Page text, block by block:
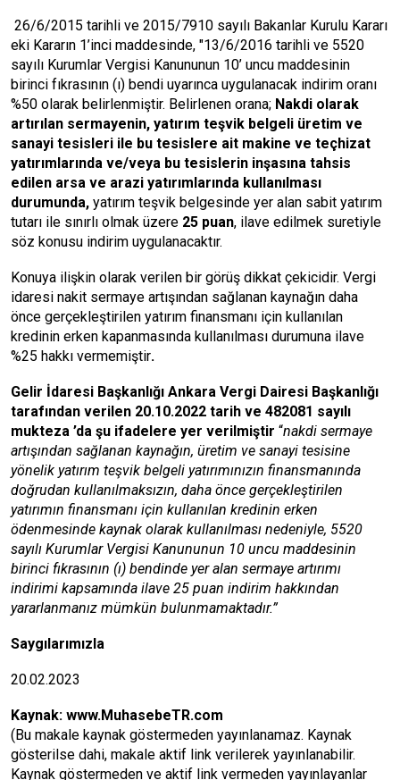
26/6/2015 tarihli ve 2015/7910 sayılı Bakanlar Kurulu Kararı
eki Kararın 1’inci maddesinde, "13/6/2016 tarihli ve 5520
sayılı Kurumlar Vergisi Kanununun 10’ uncu maddesinin
birinci fıkrasının (ı) bendi uyarınca uygulanacak indirim oranı
%50 olarak belirlenmiştir. Belirlenen orana; Nakdi olarak
artırılan sermayenin, yatırım teşvik belgeli üretim ve
sanayi tesisleri ile bu tesislere ait makine ve teçhizat
yatırımlarında ve/veya bu tesislerin inşasına tahsis
edilen arsa ve arazi yatırımlarında kullanılması
durumunda, yatırım teşvik belgesinde yer alan sabit yatırım
tutarı ile sınırlı olmak üzere 25 puan, ilave edilmek suretiyle
söz konusu indirim uygulanacaktır.
Konuya ilişkin olarak verilen bir görüş dikkat çekicidir. Vergi
idaresi nakit sermaye artışından sağlanan kaynağın daha
önce gerçekleştirilen yatırım finansmanı için kullanılan
kredinin erken kapanmasında kullanılması durumuna ilave
%25 hakkı vermemiştir.
Gelir İdaresi Başkanlığı Ankara Vergi Dairesi Başkanlığı
tarafından verilen 20.10.2022 tarih ve 482081 sayılı
mukteza ’da şu ifadelere yer verilmiştir “nakdi sermaye
artışından sağlanan kaynağın, üretim ve sanayi tesisine
yönelik yatırım teşvik belgeli yatırımınızın finansmanında
doğrudan kullanılmaksızın, daha önce gerçekleştirilen
yatırımın finansmanı için kullanılan kredinin erken
ödenmesinde kaynak olarak kullanılması nedeniyle, 5520
sayılı Kurumlar Vergisi Kanununun 10 uncu maddesinin
birinci fıkrasının (ı) bendinde yer alan sermaye artırımı
indirimi kapsamında ilave 25 puan indirim hakkından
yararlanmanız mümkün bulunmamaktadır.”
Saygılarımızla
20.02.2023
Kaynak: www.MuhasebeTR.com
(Bu makale kaynak göstermeden yayınlanamaz. Kaynak
gösterilse dahi, makale aktif link verilerek yayınlanabilir.
Kaynak göstermeden ve aktif link vermeden yayınlayanlar